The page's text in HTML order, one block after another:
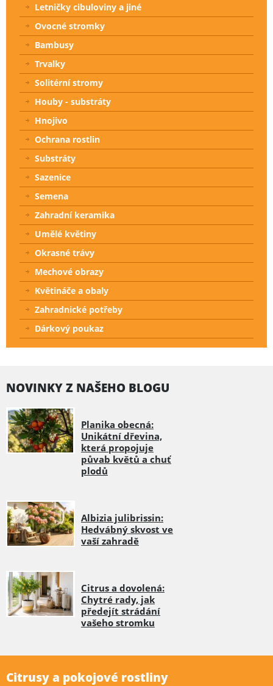
Letničky cibuloviny a jiné
Ovocné stromky
Bambusy
Trvalky
Solitérní stromy
Houby - substráty
Hnojivo
Ochrana rostlin
Substráty
Sazenice
Semena
Zahradní keramika
Umělé květiny
Okrasné trávy
Mechové obrazy
Květináče a obaly
Zahradnické potřeby
Dárkový poukaz
NOVINKY Z NAŠEHO BLOGU
Planika obecná:
Unikátní dřevina,
která propojuje
půvab květů a chuť
plodů
Albizia julibrissin:
Hedvábný skvost ve
vaší zahradě
Citrus a dovolená:
Chytré rady, jak
předejít strádání
vašeho stromku
Citrusy a pokojové rostliny